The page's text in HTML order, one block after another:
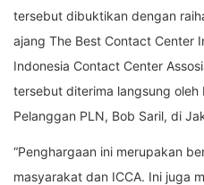
tersebut dibuktikan dengan
ajang The Best Contact Center
Indonesia Contact Center
tersebut diterima langsung oleh
Pelanggan PLN, Bob Saril, di
“Penghargaan ini merupakan
masyarakat dan ICCA. Ini juga